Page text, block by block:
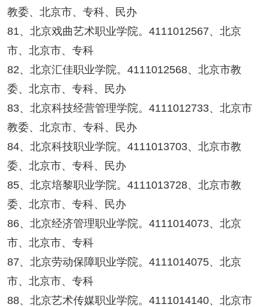
教委、北京市、专科、民办
81、北京戏曲艺术职业学院。4111012567、北京
市、北京市、专科
82、北京汇佳职业学院。4111012568、北京市教
委、北京市、专科、民办
83、北京科技经营管理学院。4111012733、北京市
教委、北京市、专科、民办
84、北京科技职业学院。4111013703、北京市教
委、北京市、专科、民办
85、北京培黎职业学院。4111013728、北京市教
委、北京市、专科、民办
86、北京经济管理职业学院。4111014073、北京
市、北京市、专科
87、北京劳动保障职业学院。4111014075、北京
市、北京市、专科
88、北京艺术传媒职业学院。4111014140、北京市